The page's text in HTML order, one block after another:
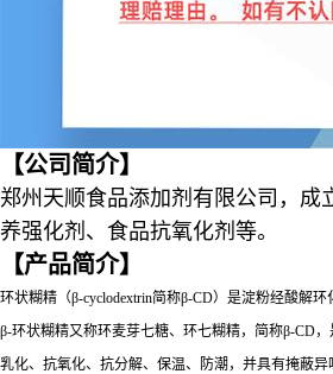
【公司简介】
郑州天顺食品添加剂有限公司，成
养强化剂、食品抗氧化剂等。
【产品简介】
环状糊精（β-cyclodextrin简称β-CD）是淀粉经酸解
β-环状糊精又称环麦芽七糖、环七糊精，简称β-CD
乳化、抗氧化、抗分解、保温、防潮，并具有掩蔽